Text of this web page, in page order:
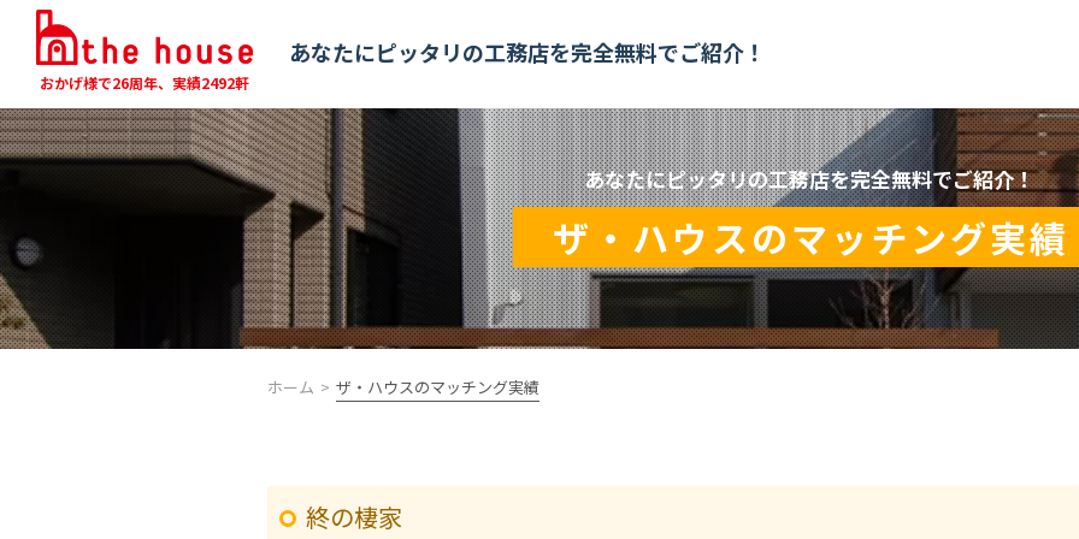
あなたにピッタリの工務店を完全無料でご紹介！
おかげ様で26周年、実績2492軒
あなたにピッタリの工務店を完全無料でご紹介！
ザ・ハウスのマッチング実績
ホーム ザ・ハウスのマッチング実績
終の棲家